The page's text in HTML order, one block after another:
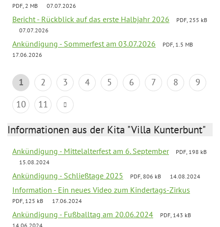
PDF, 2 MB 07.07.2026
Bericht - Rückblick auf das erste Halbjahr 2026
PDF, 255 kB
07.07.2026
Ankündigung - Sommerfest am 03.07.2026
PDF, 1.5 MB
17.06.2026
1 2 3 4 5 6 7 8
9
10
11
Informationen aus der Kita "Villa Kunterbunt"
Ankündigung - Mittelalterfest am 6. September
PDF, 198 kB
15.08.2024
Ankündigung - Schließtage 2025 PDF, 806 kB 14.08.2024
Information - Ein neues Video zum Kindertags-Zirkus
PDF, 125 kB 17.06.2024
Ankündigung - Fußballtag am 20.06.2024
PDF, 143 kB
14.06.2024